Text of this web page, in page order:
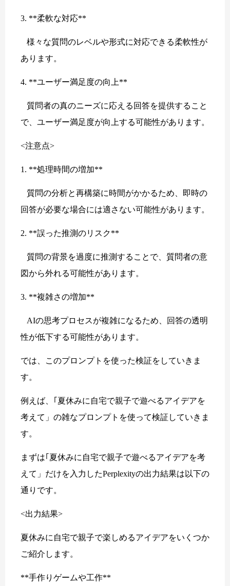
3. **柔軟な対応**
様々な質問のレベルや形式に対応できる柔軟性が
あります。
4. **ユーザー満足度の向上**
質問者の真のニーズに応える回答を提供すること
で、ユーザー満足度が向上する可能性があります。
<注意点>
1. **処理時間の増加**
質問の分析と再構築に時間がかかるため、即時の
回答が必要な場合には適さない可能性があります。
2. **誤った推測のリスク**
質問の背景を過度に推測することで、質問者の意
図から外れる可能性があります。
3. **複雑さの増加**
AIの思考プロセスが複雑になるため、回答の透明
性が低下する可能性があります。
では、このプロンプトを使った検証をしていきま
す。
例えば、｢夏休みに自宅で親子で遊べるアイデアを
考えて」の雑なプロンプトを使って検証していきま
す。
まずは｢夏休みに自宅で親子で遊べるアイデアを考
えて」だけを入力したPerplexityの出力結果は以下の
通りです。
<出力結果>
夏休みに自宅で親子で楽しめるアイデアをいくつか
ご紹介します。
**手作りゲームや工作**